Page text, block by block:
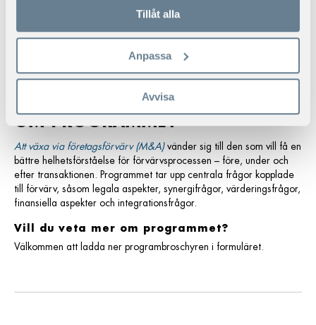
Tillåt alla
Anpassa
Avvisa
MER LÄSNING: VAD SÄGER
VÅRA DELTAGARE?
"En ordentlig genomgång av allt som rör företagsvärv"
"Jag har fått en mer strategisk förståelse för företagsförvärv"
OM PROGRAMMET
Att växa via företagsförvärv (M&A) vänder sig till den som vill få en
bättre helhetsförståelse för förvärvsprocessen – före, under och
efter transaktionen. Programmet tar upp centrala frågor kopplade
till förvärv, såsom legala aspekter, synergifrågor, värderingsfrågor,
finansiella aspekter och integrationsfrågor.
Vill du veta mer om programmet?
Välkommen att ladda ner programbroschyren i formuläret.